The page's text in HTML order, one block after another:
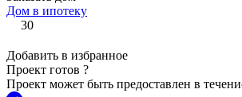
Дом в ипотеку
30
Добавить в избранное
Проект готов ?
Проект может быть предоставлен в